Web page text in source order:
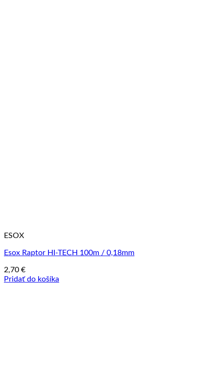
ESOX
Esox Raptor HI-TECH 100m / 0,18mm
2,70 €
Pridať do košíka